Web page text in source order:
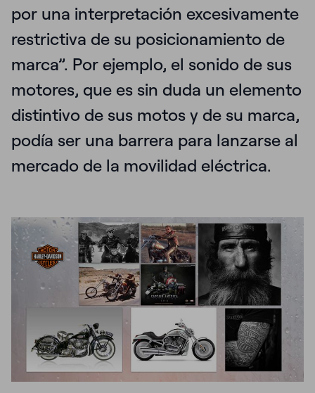
por una interpretación excesivamente
restrictiva de su posicionamiento de
marca”. Por ejemplo, el sonido de sus
motores, que es sin duda un elemento
distintivo de sus motos y de su marca,
podía ser una barrera para lanzarse al
mercado de la movilidad eléctrica.